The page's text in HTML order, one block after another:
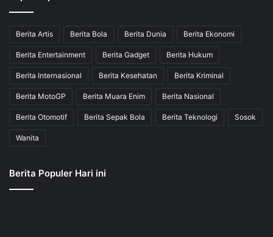
Berita Artis Berita Bola Berita Dunia Berita Ekonomi
Berita Entertainment Berita Gadget Berita Hukum
Berita Internasional Berita Kesehatan Berita Kriminal
Berita MotoGP Berita Muara Enim Berita Nasional
Berita Otomotif Berita Sepak Bola Berita Teknologi Sosok
Wanita
Berita Populer Hari ini